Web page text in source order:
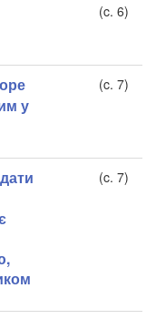
(c. 6)
у
(c. 7)
(c. 7)